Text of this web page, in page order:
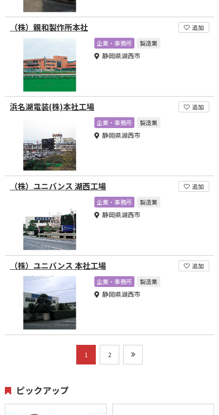
（株）親和製作所本社
追加
企業・事務所
製造業
静岡県湖西市
浜名湖電装(株)本社工場
追加
企業・事務所
製造業
静岡県湖西市
（株）ユニバンス 湖西工場
追加
企業・事務所
製造業
静岡県湖西市
（株）ユニバンス 本社工場
追加
企業・事務所
製造業
静岡県湖西市
1 2
ピックアップ